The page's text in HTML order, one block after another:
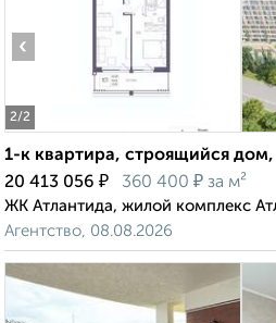
2/2
‹
1-к квартира, строящийся
20 413 056 ₽ 360 400 ₽ за м²
ЖК Атлантида, жилой комплекс
Агентство, 08.08.2026